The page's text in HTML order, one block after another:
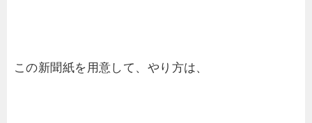
この新聞紙を用意して、やり方は、